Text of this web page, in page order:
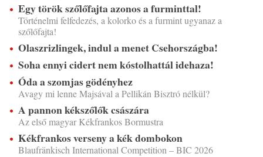
Egy török szőlőfajta azonos a furminttal!
Történelmi felfedezés, a kolorko és a furmint ugyanaz a
szőlőfajta!
Olaszrizlingek, indul a menet Csehországba!
Soha ennyi cidert nem kóstolhattál idehaza!
Óda a szomjas gödényhez
Avagy mi lenne Majsával a Pellikán Bisztró nélkül?
A pannon kékszőlők császára
Az első magyar Kékfrankos Bormustra
Kékfrankos verseny a kék dombokon
Blaufränkisch International Competition – BIC 2026